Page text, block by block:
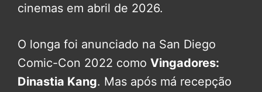
cinemas em abril de 2026.
O longa foi anunciado na San Diego
Comic-Con 2022 como Vingadores:
Dinastia Kang. Mas após má recepção